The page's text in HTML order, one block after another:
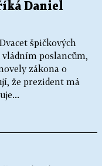
Daniel
špičkových
vládním poslancům,
zákona o
že prezident má